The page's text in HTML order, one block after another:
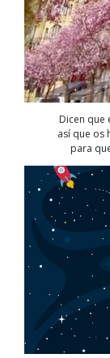
Dicen que
así que os
para